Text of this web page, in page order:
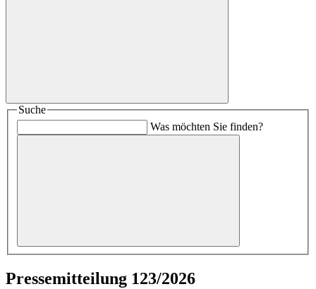
Suche
Was möchten Sie finden?
Pressemitteilung 123/2026